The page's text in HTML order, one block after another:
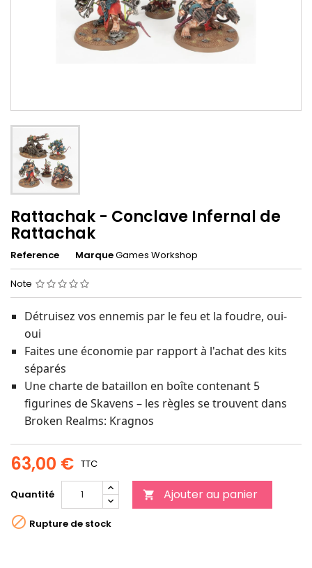
Rattachak - Conclave Infernal de
Rattachak
Reference MarqueGames Workshop
Note
Détruisez vos ennemis par le feu et la foudre, oui-
oui
Faites une économie par rapport à l'achat des kits
séparés
Une charte de bataillon en boîte contenant 5
figurines de Skavens – les règles se trouvent dans
Broken Realms: Kragnos
63,00 € TTC
Quantité  Ajouter au panier
 Rupture de stock